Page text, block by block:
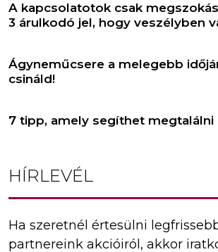
A kapcsolatotok csak
3 árulkodó jel, hogy veszélyben
Ágyneműcsere a melegebb
csináld!
7 tipp, amely segíthet
HÍRLEVÉL
Ha szeretnél értesülni
partnereink akcióiról, akkor